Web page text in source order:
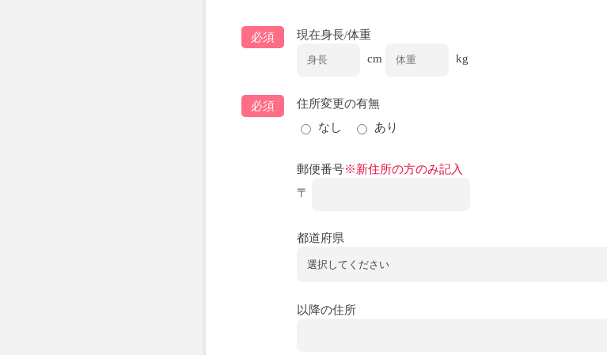
必須
現在身長/体重
cm
kg
必須
住所変更の有無
なし
あり
郵便番号※新住所の方のみ記入
〒
都道府県
以降の住所